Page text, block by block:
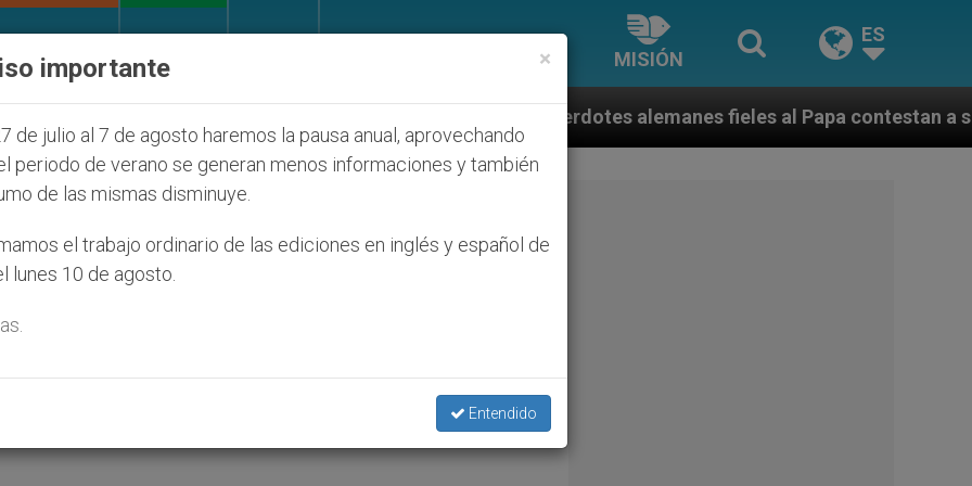
MISIÓN
ES
(y no sólo) en Tierra Santa Sacerdotes alemanes fieles al Papa contestan a su propio obispo
la religión
×
importante
de julio al 7 de agosto haremos la pausa anual, aprovechando
periodo de verano se generan menos informaciones y también
de las mismas disminuye.
el trabajo ordinario de las ediciones en inglés y español de
lunes 10 de agosto.
Entendido